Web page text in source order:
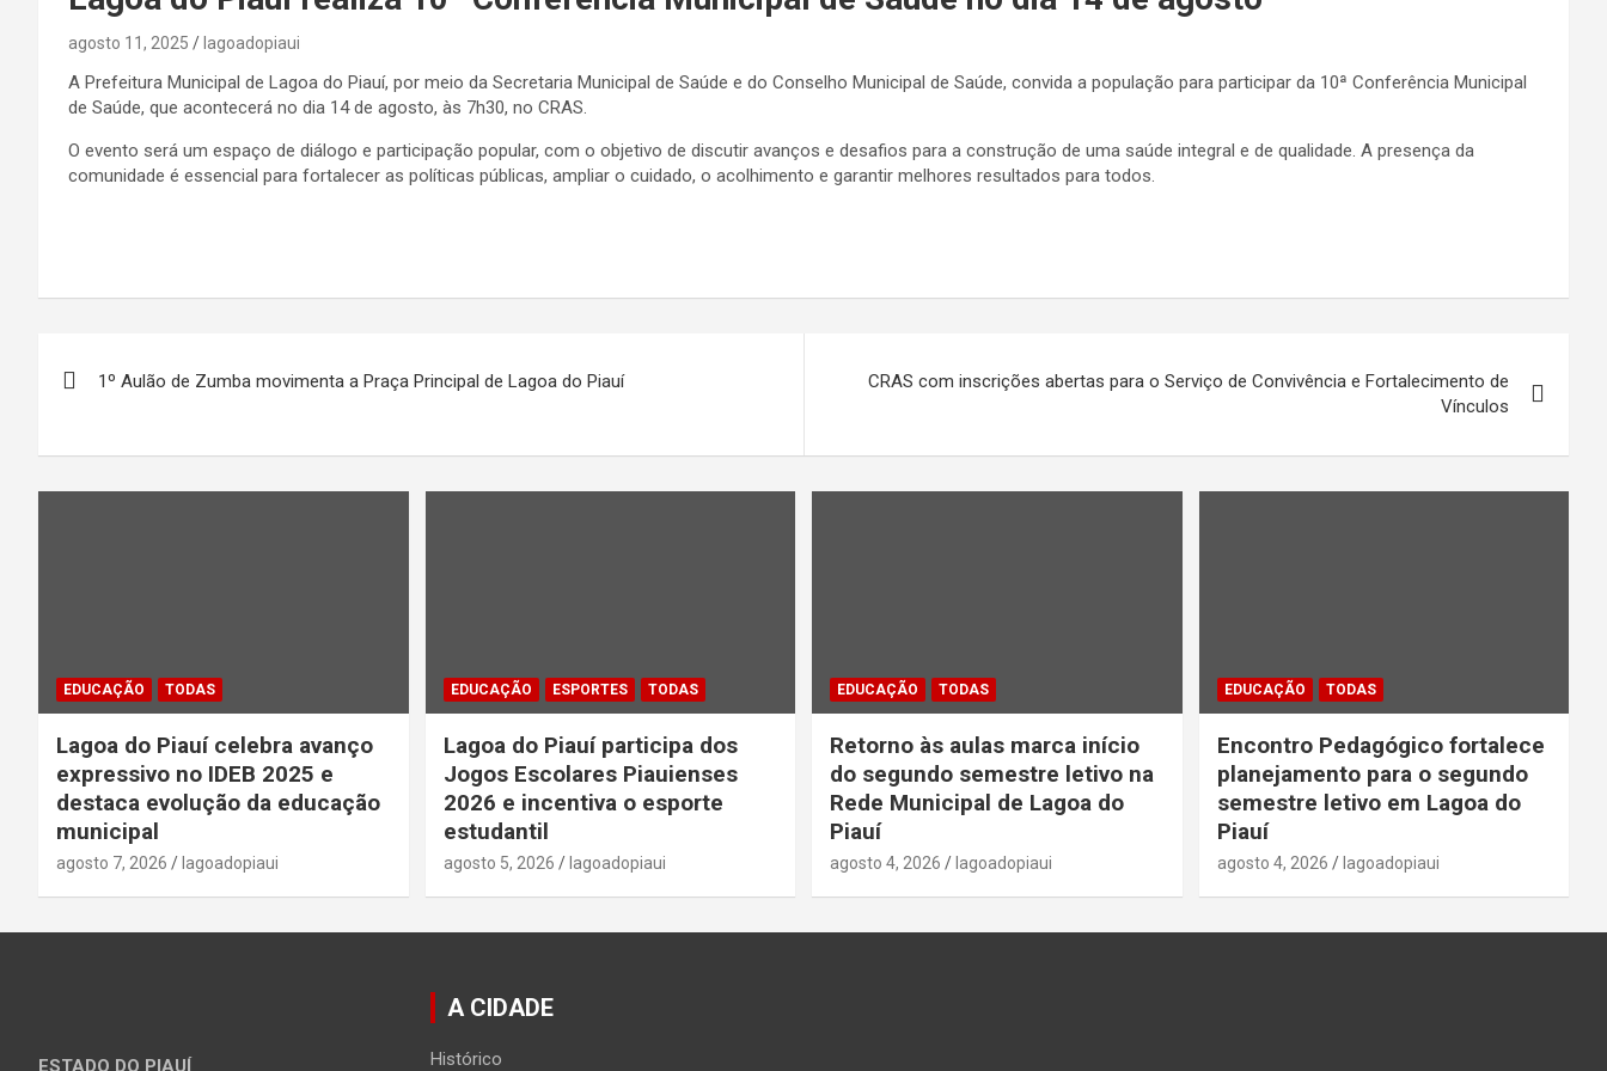
agosto 11, 2025 lagoadopiaui
A Prefeitura Municipal de Lagoa do Piauí, por meio da Secretaria Municipal de Saúde e do Conselho Municipal de Saúde, convida a população para participar da 10ª Conferência Municipal
de Saúde, que acontecerá no dia 14 de agosto, às 7h30, no CRAS.
O evento será um espaço de diálogo e participação popular, com o objetivo de discutir avanços e desafios para a construção de uma saúde integral e de qualidade. A presença da
comunidade é essencial para fortalecer as políticas públicas, ampliar o cuidado, o acolhimento e garantir melhores resultados para todos.
Post
1º Aulão de Zumba movimenta a Praça Principal de Lagoa do Piauí
CRAS com inscrições abertas para o Serviço de Convivência e Fortalecimento de
Vínculos
EDUCAÇÃO TODAS
Lagoa do Piauí celebra avanço
expressivo no IDEB 2025 e
destaca evolução da educação
municipal
agosto 7, 2026 lagoadopiaui
EDUCAÇÃO ESPORTES TODAS
Lagoa do Piauí participa dos
Jogos Escolares Piauienses
2026 e incentiva o esporte
estudantil
agosto 5, 2026 lagoadopiaui
EDUCAÇÃO TODAS
Retorno às aulas marca início
do segundo semestre letivo na
Rede Municipal de Lagoa do
Piauí
agosto 4, 2026 lagoadopiaui
EDUCAÇÃO TODAS
Encontro Pedagógico fortalece
planejamento para o segundo
semestre letivo em Lagoa do
Piauí
agosto 4, 2026 lagoadopiaui
ESTADO DO PIAUÍ
A CIDADE
Histórico